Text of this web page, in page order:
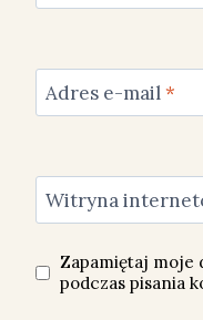
Adres e-mail*
Witryna
Zapamiętaj moje
podczas pisania